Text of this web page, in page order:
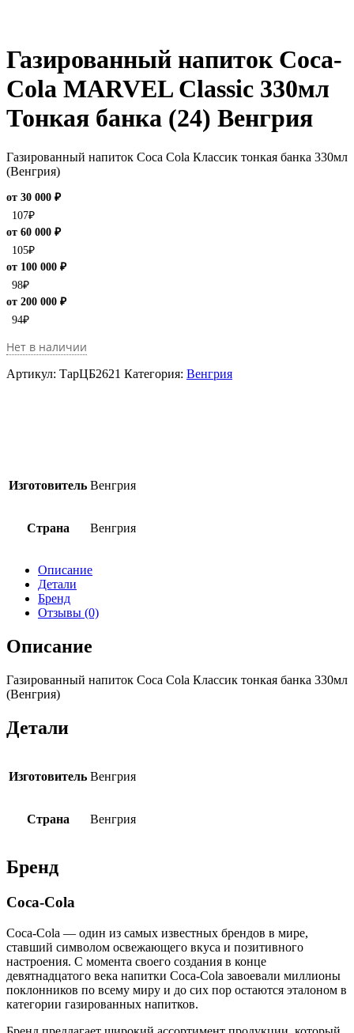
Газированный напиток Coca-
Cola MARVEL Classic 330мл
Тонкая банка (24) Венгрия
Газированный напиток Coca Cola Классик тонкая банка 330мл
(Венгрия)
от 30 000 ₽
107₽
от 60 000 ₽
105₽
от 100 000 ₽
98₽
от 200 000 ₽
94₽
Нет в наличии
Артикул: ТарЦБ2621 Категория: Венгрия
Изготовитель Венгрия
Страна Венгрия
Описание
Детали
Бренд
Отзывы (0)
Описание
Газированный напиток Coca Cola Классик тонкая банка 330мл
(Венгрия)
Детали
Изготовитель Венгрия
Страна Венгрия
Бренд
Coca-Cola
Coca-Cola — один из самых известных брендов в мире,
ставший символом освежающего вкуса и позитивного
настроения. С момента своего создания в конце
девятнадцатого века напитки Coca-Cola завоевали миллионы
поклонников по всему миру и до сих пор остаются эталоном в
категории газированных напитков.